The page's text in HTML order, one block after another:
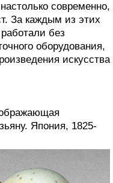
современно,
За каждым из этих
без
оборудования,
искусства
Япония, 1825-